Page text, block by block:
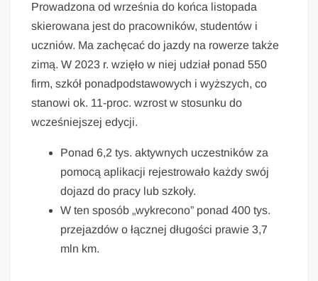
Prowadzona od września do końca listopada
skierowana jest do pracowników, studentów i
uczniów. Ma zachęcać do jazdy na rowerze także
zimą. W 2023 r. wzięło w niej udział ponad 550
firm, szkół ponadpodstawowych i wyższych, co
stanowi ok. 11-proc. wzrost w stosunku do
wcześniejszej edycji.
Ponad 6,2 tys. aktywnych uczestników za
pomocą aplikacji rejestrowało każdy swój
dojazd do pracy lub szkoły.
W ten sposób „wykrecono” ponad 400 tys.
przejazdów o łącznej długości prawie 3,7
mln km.